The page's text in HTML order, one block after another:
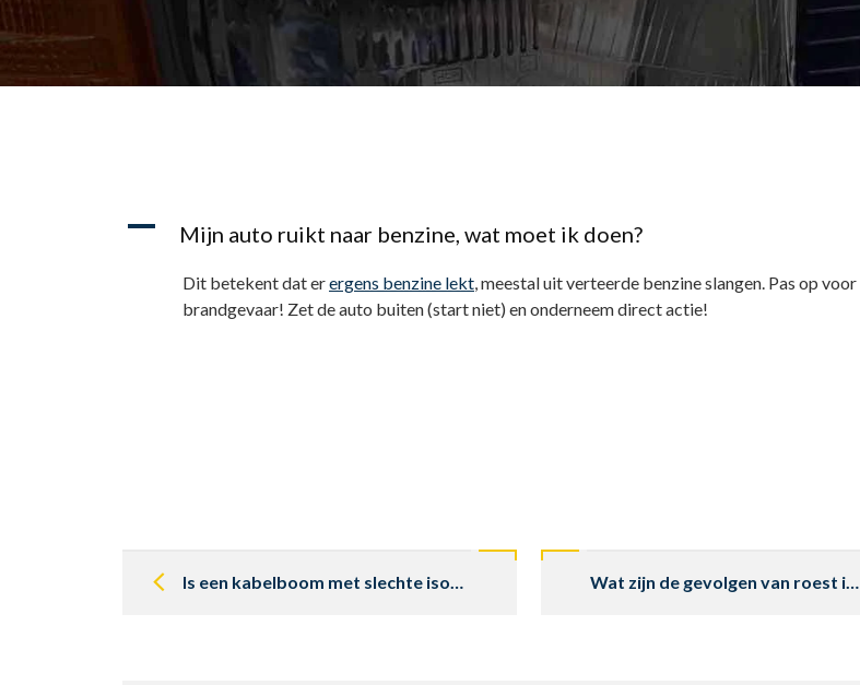
A Mijn auto ruikt naar benzine, wat moet ik doen?
Dit betekent dat erergens benzine lekt, meestal uit verteerde benzine slangen. Pas op voor
brandgevaar! Zet de auto buiten (start niet) en onderneem direct actie!
navigation
Is een kabelboom met slechte isolatie gevaarlijk? Wat zijn de gevolgen van roest in de benzinetank?